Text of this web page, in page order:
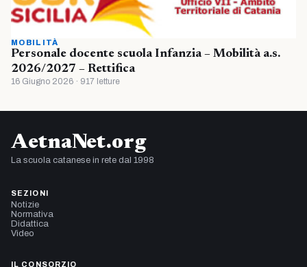
MOBILITÀ
Personale docente scuola Infanzia – Mobilità a.s.
2026/2027 – Rettifica
16 Giugno 2026 · 917 letture
AetnaNet.org
La scuola catanese in rete dal 1998
SEZIONI
Notizie
Normativa
Didattica
Video
IL CONSORZIO